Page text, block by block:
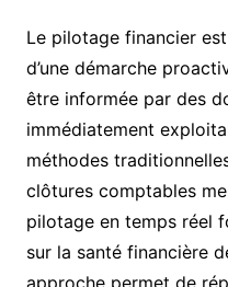
Le pilotage financier
d’une démarche
être informée par des
immédiatement
méthodes
clôtures comptables
pilotage en temps réel
sur la santé financière
approche permet de